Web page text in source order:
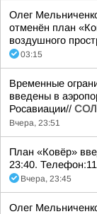
Олег
отменён план
воздушного
03:15
Временные
введены в
Росавиации//
Вчера, 23:51
План «Ковёр»
23:40.
Вчера, 23:45
Олег